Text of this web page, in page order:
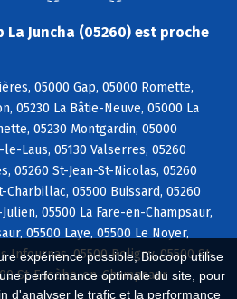
expérience possible, Biocoop utilise
performance optimale du site, pour
d'analyser le trafic et la performance
Juncha (05260) est proche
05000 Gap, 05000 Romette,
05230 La Bâtie-Neuve, 05000 La
05230 Montgardin, 05000
Laus, 05130 Valserres, 05260
05260 St-Jean-St-Nicolas, 05260
05500 Buissard, 05260
05500 La Fare-en-Champsaur,
05500 Laye, 05500 Le Noyer,
Infournas, 05500 Poligny, 05500 St-
St-Eusèbe-en-Champsaur